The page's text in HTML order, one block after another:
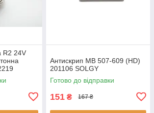
R2 24V
Антискрип MB 507-609 (HD)
201106 SOLGY
Готово до відправки
151 ₴ 167 ₴